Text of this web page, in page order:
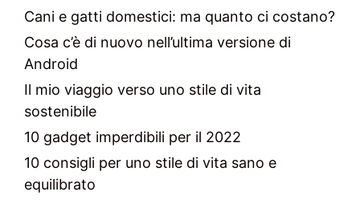
Cani e gatti domestici: ma quanto ci costano?
Cosa c’è di nuovo nell’ultima versione di
Android
Il mio viaggio verso uno stile di vita
sostenibile
10 gadget imperdibili per il 2022
10 consigli per uno stile di vita sano e
equilibrato